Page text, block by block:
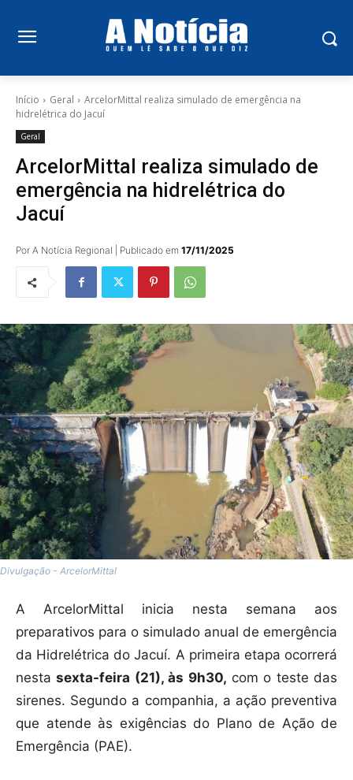
Início Geral
ArcelorMittal realiza simulado de emergência na
hidrelétrica do Jacuí
Geral
ArcelorMittal realiza simulado de
emergência na hidrelétrica do
Jacuí
Por A Notícia Regional | Publicado em 17/11/2025
Divulgação - ArcelorMittal
A ArcelorMittal inicia nesta semana aos
preparativos para o simulado anual de emergência
da Hidrelétrica do Jacuí. A primeira etapa ocorrerá
nestasexta-feira (21), às 9h30, com o teste das
sirenes. Segundo a companhia, a ação preventiva
que atende às exigências do Plano de Ação de
Emergência (PAE).